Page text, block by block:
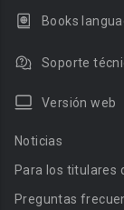
Books
Soporte
Versión web
Noticias
Para los titulares
Preguntas